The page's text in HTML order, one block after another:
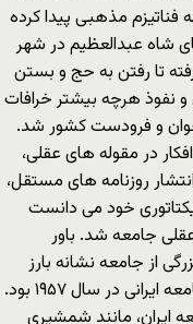
فناتیزم مذهبی پیدا کرده
شاه عبدالعظیم در شهر
تا رفتن به حج و بستن
هرچه بیشتر خرافات
و فرودست کشور شد.
در مقوله های عقلی،
روزنامه های مستقل،
خود می دانست
جامعه شد. باور
از جامعه نشانه بارز
سقوط ارزش های عقلی و شعور استدلالی جامعه ایرانی در سال ۱۹۵۷ بود.
ایران، مانند شمشیری